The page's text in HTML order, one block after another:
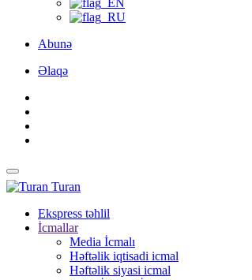
Abunə
Əlaqə
Turan
Ekspress təhlil
İcmallar
Media İcmalı
Həftəlik iqtisadi icmal
Həftəlik siyasi icmal